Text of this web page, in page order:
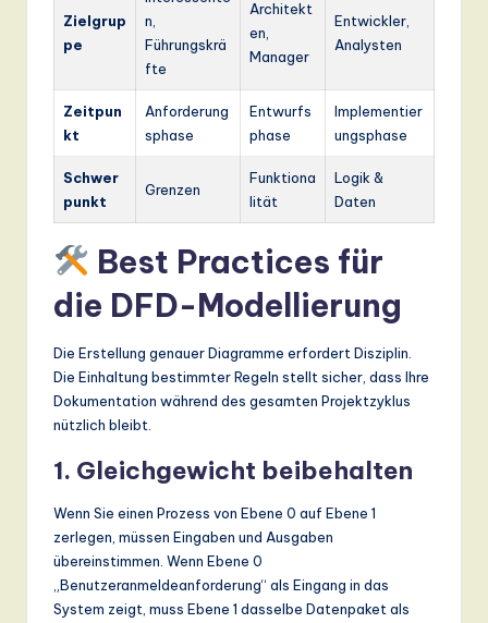
Zielgrup
pe
n,
Führungskrä
fte
Architekt
en,
Manager
Entwickler,
Analysten
Zeitpun
kt
Anforderung
sphase
Entwurfs
phase
Implementier
ungsphase
Schwer
punkt
Grenzen
Funktiona
lität
Logik &
Daten
Best Practices für
die DFD-Modellierung
Die Erstellung genauer Diagramme erfordert Disziplin.
Die Einhaltung bestimmter Regeln stellt sicher, dass Ihre
Dokumentation während des gesamten Projektzyklus
nützlich bleibt.
1. Gleichgewicht beibehalten
Wenn Sie einen Prozess von Ebene 0 auf Ebene 1
zerlegen, müssen Eingaben und Ausgaben
übereinstimmen. Wenn Ebene 0
„Benutzeranmeldeanforderung“ als Eingang in das
System zeigt, muss Ebene 1 dasselbe Datenpaket als